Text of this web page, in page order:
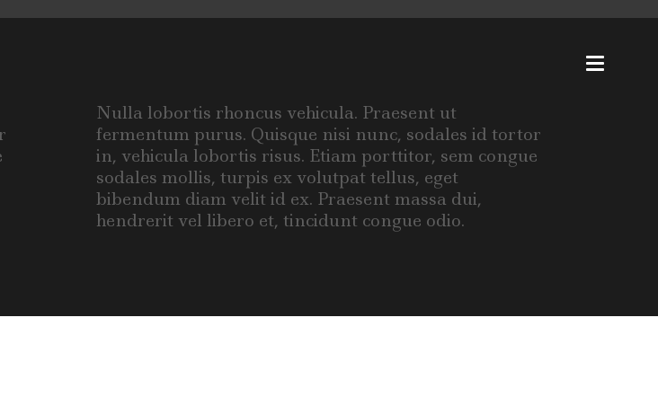
Nulla lobortis rhoncus vehicula. Praesent ut
fermentum purus. Quisque nisi nunc, sodales id tortor
in, vehicula lobortis risus. Etiam porttitor, sem congue
sodales mollis, turpis ex volutpat tellus, eget
bibendum diam velit id ex. Praesent massa dui,
hendrerit vel libero et, tincidunt congue odio.